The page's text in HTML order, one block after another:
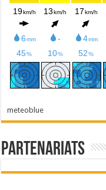
meteoblue
Partenariats